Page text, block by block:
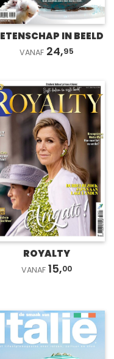
IN BEELD
VANAF 24,95
ROYALTY
VANAF 15,00